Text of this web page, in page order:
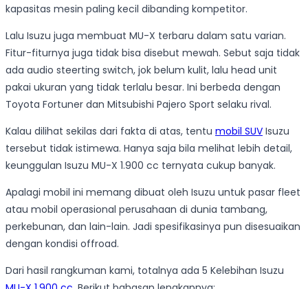
kapasitas mesin paling kecil dibanding kompetitor.
Lalu Isuzu juga membuat MU-X terbaru dalam satu varian.
Fitur-fiturnya juga tidak bisa disebut mewah. Sebut saja tidak
ada audio steerting switch, jok belum kulit, lalu head unit
pakai ukuran yang tidak terlalu besar. Ini berbeda dengan
Toyota Fortuner dan Mitsubishi Pajero Sport selaku rival.
Kalau dilihat sekilas dari fakta di atas, tentu mobil SUV Isuzu
tersebut tidak istimewa. Hanya saja bila melihat lebih detail,
keunggulan Isuzu MU-X 1.900 cc ternyata cukup banyak.
Apalagi mobil ini memang dibuat oleh Isuzu untuk pasar fleet
atau mobil operasional perusahaan di dunia tambang,
perkebunan, dan lain-lain. Jadi spesifikasinya pun disesuaikan
dengan kondisi offroad.
Dari hasil rangkuman kami, totalnya ada 5 Kelebihan Isuzu